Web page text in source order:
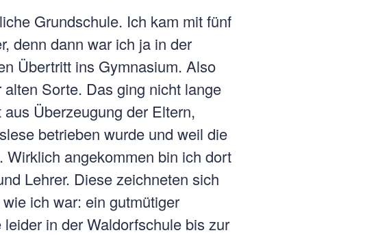
Grundschule. Ich kam mit fünf
denn dann war ich ja in der
Übertritt ins Gymnasium. Also
Sorte. Das ging nicht lange
Überzeugung der Eltern,
betrieben wurde und weil die
angekommen bin ich dort
Lehrer. Diese zeichneten sich
ich war: ein gutmütiger
in der Waldorfschule bis zur